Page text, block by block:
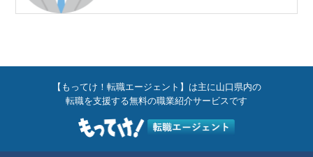
【もってけ！転職エージェント】は主に山口県内の
転職を支援する無料の職業紹介サービスです